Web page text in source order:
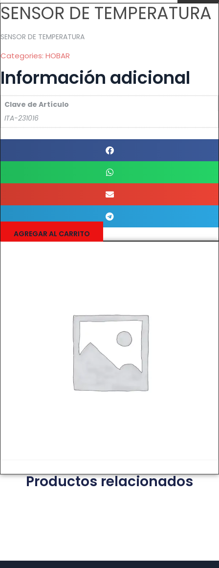
SENSOR DE TEMPERATURA
SENSOR DE TEMPERATURA
Categories: HOBAR
Información adicional
Clave de Artículo
ITA-231016
AGREGAR AL CARRITO
Productos relacionados